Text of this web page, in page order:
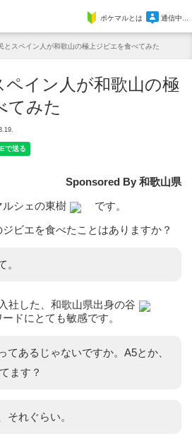
Marcheポケマルとは 通信中...
とスペイン人が和歌山の極上ジビエを食べてみた
ペイン人が和歌山の極
てみた
Sponsored By 和歌山県
ルシェの東樹
です。
ビエを食べたことはありますか？
。
社した、和歌山県出身の谷
ドにとても敏感です。
てあるじゃないですか。A5とか、
ます？
それぐらい。